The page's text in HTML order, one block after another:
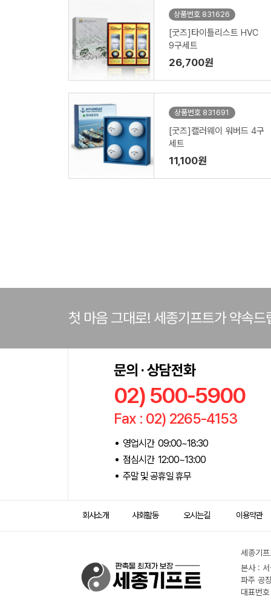
상품번호 831626
[굿즈]타이틀리스트 HVC
9구세트
26,700원
상품번호 831691
[굿즈]캘러웨이 워버드 4구
세트
11,100원
첫 마음 그대로! 세종기프트가 약속드
문의 · 상담전화
02) 500-5900
Fax : 02) 2265-4153
영업시간 09:00~18:30
점심시간 12:00~13:00
주말 및 공휴일 휴무
회사소개 사회활동 오시는길 이용약관
세종기
본사 :
파주 공
대표번